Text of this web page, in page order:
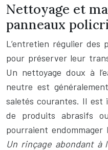
Nettoyage et
panneaux
L’entretien régulier des
pour préserver leur
Un nettoyage doux à
neutre est
saletés courantes. Il est
de produits abrasifs
pourraient
Un rinçage abondant à